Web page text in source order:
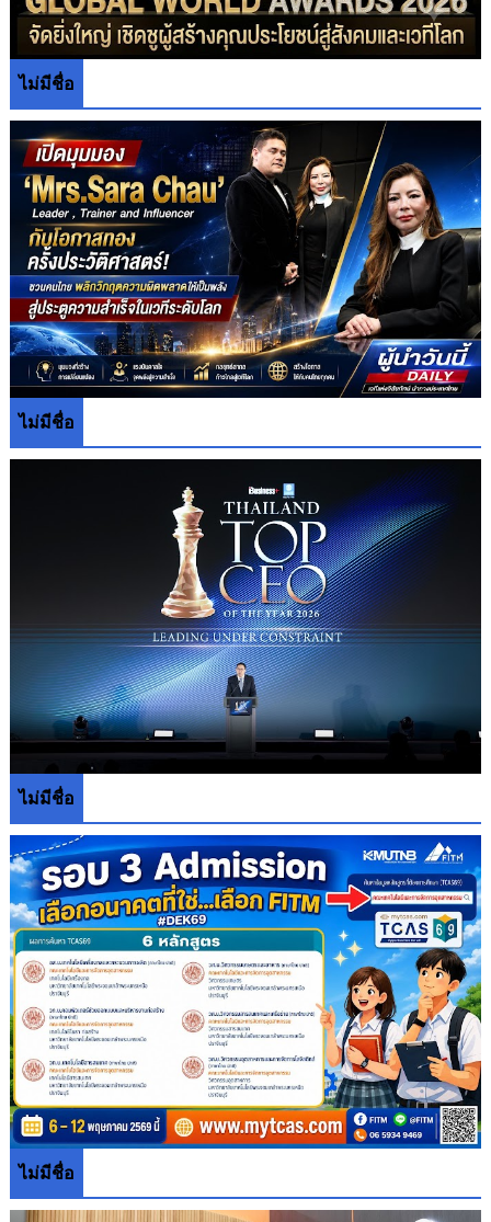
ไม่มีชื่อ
ไม่มีชื่อ
ไม่มีชื่อ
ไม่มีชื่อ